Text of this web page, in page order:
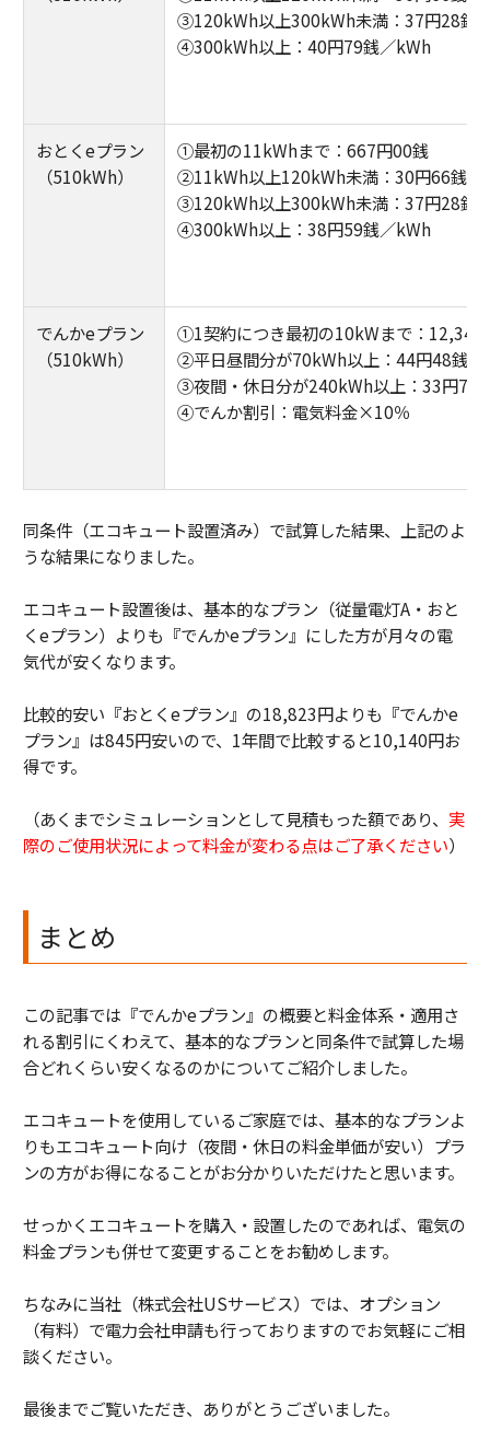
③120kWh以上300kWh未満：37円28銭
④300kWh以上：40円79銭／kWh
おとくeプラン
（510kWh）
①最初の11kWhまで：667円00銭
②11kWh以上120kWh未満：30円66銭／
③120kWh以上300kWh未満：37円28銭
④300kWh以上：38円59銭／kWh
でんかeプラン
（510kWh）
①1契約につき最初の10kWまで：12,342
②平日昼間分が70kWh以上：44円48銭
③夜間・休日分が240kWh以上：33円79
④でんか割引：電気料金×10％
同条件（エコキュート設置済み）で試算した結果、上記のよ
うな結果になりました。
エコキュート設置後は、基本的なプラン（従量電灯A・おと
くeプラン）よりも『でんかeプラン』にした方が月々の電
気代が安くなります。
比較的安い『おとくeプラン』の18,823円よりも『でんかe
プラン』は845円安いので、1年間で比較すると10,140円お
得です。
（あくまでシミュレーションとして見積もった額であり、 実
際のご使用状況によって料金が変わる点はご了承ください）
まとめ
この記事では『でんかeプラン』の概要と料金体系・適用さ
れる割引にくわえて、基本的なプランと同条件で試算した場
合どれくらい安くなるのかについてご紹介しました。
エコキュートを使用しているご家庭では、基本的なプランよ
りもエコキュート向け（夜間・休日の料金単価が安い）プラ
ンの方がお得になることがお分かりいただけたと思います。
せっかくエコキュートを購入・設置したのであれば、電気の
料金プランも併せて変更することをお勧めします。
ちなみに当社（株式会社USサービス）では、オプション
（有料）で電力会社申請も行っておりますのでお気軽にご相
談ください。
最後までご覧いただき、ありがとうございました。